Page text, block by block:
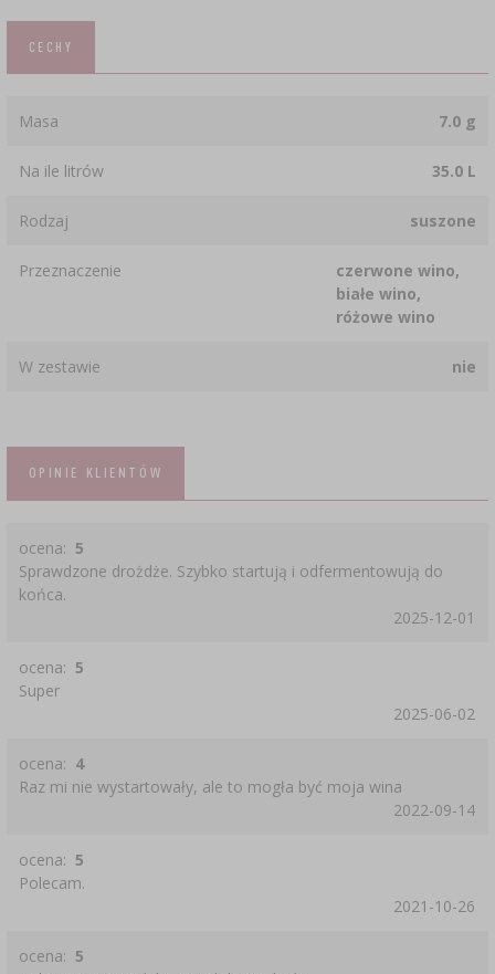
CECHY
Masa 7.0 g
Na ile litrów 35.0 L
Rodzaj suszone
Przeznaczenie
czerwone wino,
białe wino,
różowe wino
W zestawie nie
OPINIE KLIENTÓW
ocena: 5
Sprawdzone drożdże. Szybko startują i odfermentowują do
końca.
2025-12-01
ocena: 5
Super
2025-06-02
ocena: 4
Raz mi nie wystartowały, ale to mogła być moja wina
2022-09-14
ocena: 5
Polecam.
2021-10-26
ocena: 5